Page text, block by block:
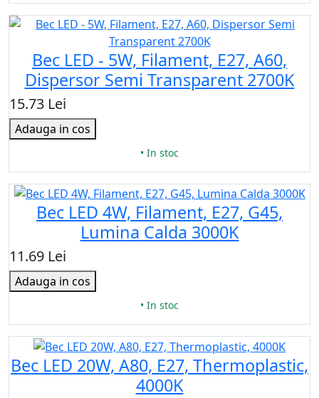
Bec LED - 5W, Filament, E27, A60,
Dispersor Semi Transparent 2700K
15.73 Lei
Adauga in cos
• In stoc
Bec LED 4W, Filament, E27, G45,
Lumina Calda 3000K
11.69 Lei
Adauga in cos
• In stoc
Bec LED 20W, A80, Е27, Thermoplastic,
4000K